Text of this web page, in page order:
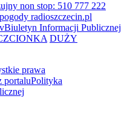
non stop: 510 777 222
radioszczecin.pl
Biuletyn Informacji Publicznej
DUŻY
prawa
portaluPolityka